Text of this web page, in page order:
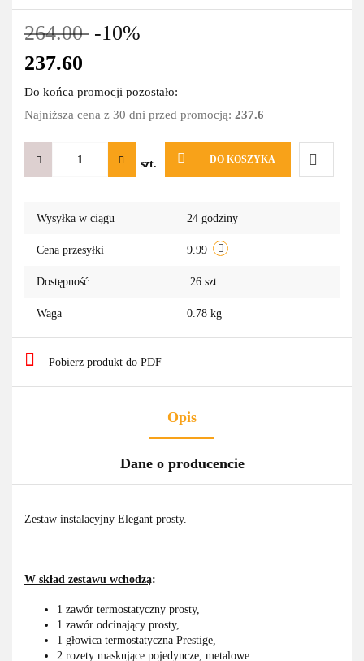
264.00 -10%
237.60
Do końca promocji pozostało:
Najniższa cena z 30 dni przed promocją: 237.6
szt. DO KOSZYKA
Do
Wysyłka w ciągu 24 godziny
Cena przesyłki 9.99
Dostępność 26 szt.
Waga 0.78 kg
Pobierz produkt do PDF
Opis
Dane o producencie
Zestaw instalacyjny Elegant prosty.
W skład zestawu wchodzą:
1 zawór termostatyczny prosty,
1 zawór odcinający prosty,
1 głowica termostatyczna Prestige,
2 rozety maskujące pojedyncze, metalowe